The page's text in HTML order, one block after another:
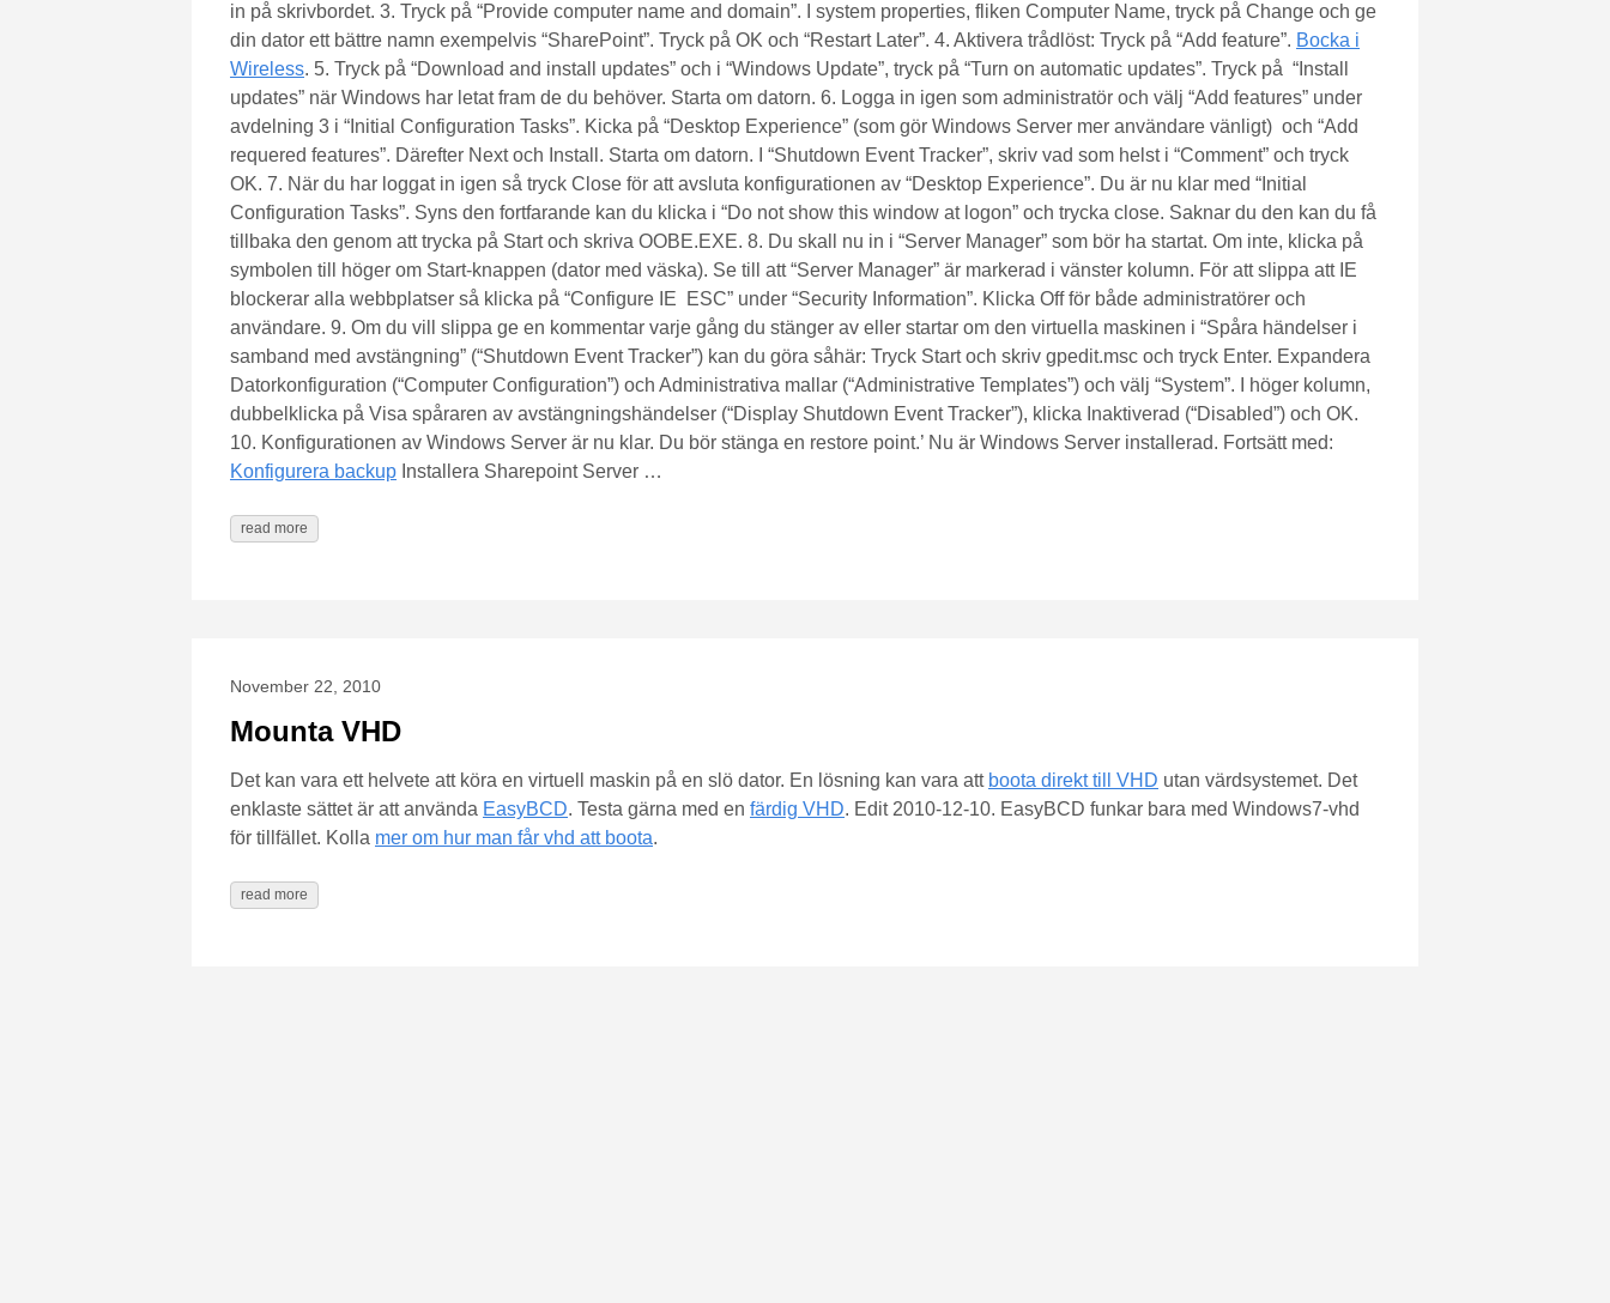
in på skrivbordet. 3. Tryck på “Provide computer name and domain”. I system properties, fliken Computer Name, tryck på Change och ge
din dator ett bättre namn exempelvis “SharePoint”. Tryck på OK och “Restart Later”. 4. Aktivera trådlöst: Tryck på “Add feature”. Bocka i
Wireless. 5. Tryck på “Download and install updates” och i “Windows Update”, tryck på “Turn on automatic updates”. Tryck på “Install
updates” när Windows har letat fram de du behöver. Starta om datorn. 6. Logga in igen som administratör och välj “Add features” under
avdelning 3 i “Initial Configuration Tasks”. Kicka på “Desktop Experience” (som gör Windows Server mer användare vänligt) och “Add
requered features”. Därefter Next och Install. Starta om datorn. I “Shutdown Event Tracker”, skriv vad som helst i “Comment” och tryck
OK. 7. När du har loggat in igen så tryck Close för att avsluta konfigurationen av “Desktop Experience”. Du är nu klar med “Initial
Configuration Tasks”. Syns den fortfarande kan du klicka i “Do not show this window at logon” och trycka close. Saknar du den kan du få
tillbaka den genom att trycka på Start och skriva OOBE.EXE. 8. Du skall nu in i “Server Manager” som bör ha startat. Om inte, klicka på
symbolen till höger om Start-knappen (dator med väska). Se till att “Server Manager” är markerad i vänster kolumn. För att slippa att IE
blockerar alla webbplatser så klicka på “Configure IE ESC” under “Security Information”. Klicka Off för både administratörer och
användare. 9. Om du vill slippa ge en kommentar varje gång du stänger av eller startar om den virtuella maskinen i “Spåra händelser i
samband med avstängning” (“Shutdown Event Tracker”) kan du göra såhär: Tryck Start och skriv gpedit.msc och tryck Enter. Expandera
Datorkonfiguration (“Computer Configuration”) och Administrativa mallar (“Administrative Templates”) och välj “System”. I höger kolumn,
dubbelklicka på Visa spåraren av avstängningshändelser (“Display Shutdown Event Tracker”), klicka Inaktiverad (“Disabled”) och OK.
10. Konfigurationen av Windows Server är nu klar. Du bör stänga en restore point.’ Nu är Windows Server installerad. Fortsätt med:
Konfigurera backup Installera Sharepoint Server …
read more
November 22, 2010
Mounta VHD
Det kan vara ett helvete att köra en virtuell maskin på en slö dator. En lösning kan vara att boota direkt till VHD utan värdsystemet. Det
enklaste sättet är att använda EasyBCD. Testa gärna med en färdig VHD. Edit 2010-12-10. EasyBCD funkar bara med Windows7-vhd
för tillfället. Kolla mer om hur man får vhd att boota.
read more